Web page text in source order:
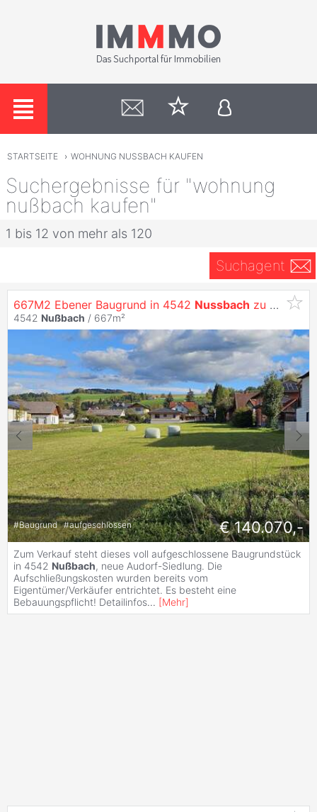
STARTSEITE › WOHNUNG NUSSBACH KAUFEN
Suchergebnisse für "wohnung
nußbach kaufen"
1 bis 12 von mehr als 120
Suchagent
667M2 Ebener Baugrund in 4542 Nussbach zu Verkaufen
4542 Nußbach / 667m²
#Baugrund #aufgeschlossen € 140.070,-
Zum Verkauf steht dieses voll aufgeschlossene Baugrundstück
in 4542 Nußbach, neue Audorf-Siedlung. Die
Aufschließungskosten wurden bereits vom
Eigentümer/Verkäufer entrichtet. Es besteht eine
Bebauungspflicht! Detailinfos... [Mehr]